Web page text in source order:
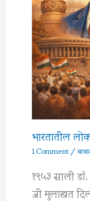
भारतातील
1 Comment/
१९५३ साली
जी मुलाखत